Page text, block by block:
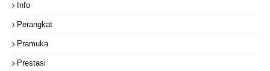
Info
Perangkat
Pramuka
Prestasi